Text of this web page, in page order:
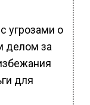
угрозами о
делом за
для